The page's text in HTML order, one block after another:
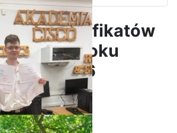
certyfikatów
w roku
2026
25 czerwiec 2026